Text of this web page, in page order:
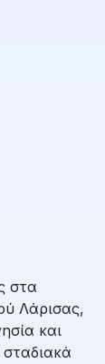
στα
Λάρισας,
και